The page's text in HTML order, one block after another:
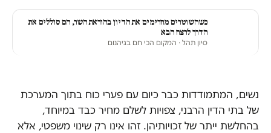
כשהשוטרים מחרימים את הדיון בהוראת השר, הם סוללים את
הדרך לרצח הבא
סיון תהל · המקום הכי חם בגיהנום
נשים, המתמודדות כבר כיום עם פערי כוח בתוך המערכת
של בתי הדין הרבני, צפויות לשלם מחיר כבד במיוחד,
בהחלשת ייתר של זכויותיהן. זהו אינו רק שינוי משפטי, אלא